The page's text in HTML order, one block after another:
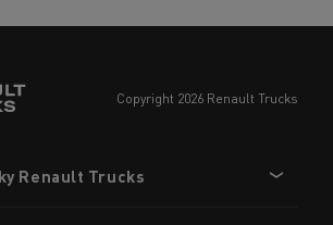
copyright 2026 Renault Trucks
Renault Trucks